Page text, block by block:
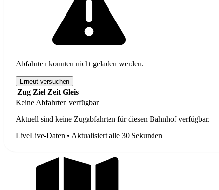
Abfahrten konnten nicht geladen werden.
Erneut versuchen
Zug Ziel Zeit Gleis
Keine Abfahrten verfügbar
Aktuell sind keine Zugabfahrten für diesen Bahnhof verfügbar.
LiveLive-Daten • Aktualisiert alle 30 Sekunden